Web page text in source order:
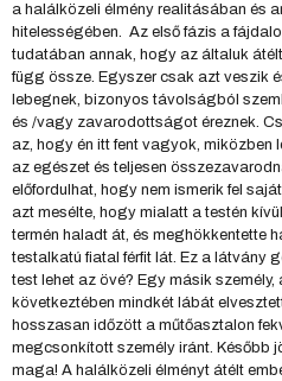
a halálközeli élmény realitásában és
hitelességében. Az első fázis a
tudatában annak, hogy az általuk
függ össze. Egyszer csak azt veszik
lebegnek, bizonyos távolságból
és /vagy zavarodottságot éreznek.
az, hogy én itt fent vagyok, miközben
az egészet és teljesen
előfordulhat, hogy nem ismerik fel
azt mesélte, hogy mialatt a testén
termén haladt át, és meghökkentette
testalkatú fiatal férfit lát. Ez a látvány
test lehet az övé? Egy másik
következtében mindkét lábát
hosszasan időzött a műtőasztalon
megcsonkított személy iránt. Később
maga! A halálközeli élményt átélt